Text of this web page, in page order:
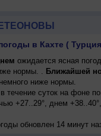
в Кахте (
ожидается ясная
нормы. . Ближайшей
ниже нормы.
течение суток на фоне
+27..29°, днем
обновлен 14 минут